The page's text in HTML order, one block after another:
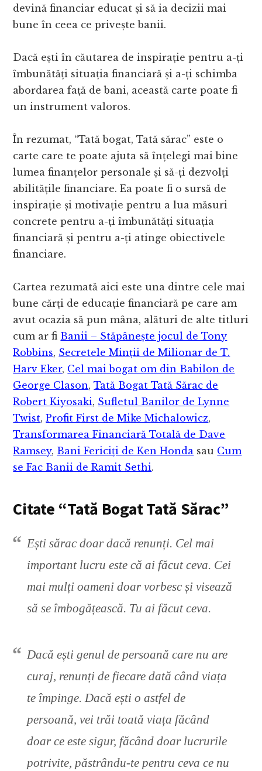
devină financiar educat și să ia decizii mai
bune în ceea ce privește banii.
Dacă ești în căutarea de inspirație pentru a-ți
îmbunătăți situația financiară și a-ți schimba
abordarea față de bani, această carte poate fi
un instrument valoros.
În rezumat, “Tată bogat, Tată sărac” este o
carte care te poate ajuta să înțelegi mai bine
lumea finanțelor personale și să-ți dezvolți
abilitățile financiare. Ea poate fi o sursă de
inspirație și motivație pentru a lua măsuri
concrete pentru a-ți îmbunătăți situația
financiară și pentru a-ți atinge obiectivele
financiare.
Cartea rezumată aici este una dintre cele mai
bune cărți de educație financiară pe care am
avut ocazia să pun mâna, alături de alte titluri
cum ar fi Banii – Stăpânește jocul de Tony
Robbins, Secretele Minții de Milionar de T.
Harv Eker, Cel mai bogat om din Babilon de
George Clason,Tată Bogat Tată Sărac de
Robert Kiyosaki, Sufletul Banilor de Lynne
Twist,Profit First de Mike Michalowicz,
Transformarea Financiară Totală de Dave
Ramsey, Bani Fericiți de Ken Honda sau Cum
se Fac Banii de Ramit Sethi.
Citate “Tată Bogat Tată Sărac”
Ești sărac doar dacă renunți. Cel mai
important lucru este că ai făcut ceva. Cei
mai mulți oameni doar vorbesc și visează
să se îmbogățească. Tu ai făcut ceva.
Dacă ești genul de persoană care nu are
curaj, renunți de fiecare dată când viața
te împinge. Dacă ești o astfel de
persoană, vei trăi toată viața făcând
doar ce este sigur, făcând doar lucrurile
potrivite, păstrându-te pentru ceva ce nu